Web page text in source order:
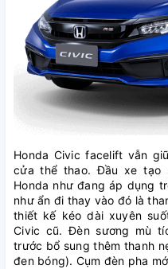
Honda Civic facelift vẫn
cửa thể thao. Đầu xe tạo
Honda như đang áp dụng
như ẩn đi thay vào đó là
thiết kế kéo dài xuyên
Civic cũ. Đèn sương mù
trước bổ sung thêm thanh
đen bóng). Cụm đèn pha